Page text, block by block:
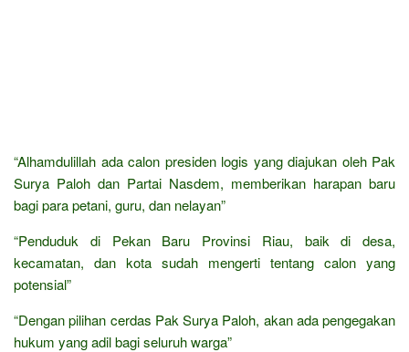
“Alhamdulillah ada calon presiden logis yang diajukan oleh Pak
Surya Paloh dan Partai Nasdem, memberikan harapan baru
bagi para petani, guru, dan nelayan”
“Penduduk di Pekan Baru Provinsi Riau, baik di desa,
kecamatan, dan kota sudah mengerti tentang calon yang
potensial”
“Dengan pilihan cerdas Pak Surya Paloh, akan ada pengegakan
hukum yang adil bagi seluruh warga”